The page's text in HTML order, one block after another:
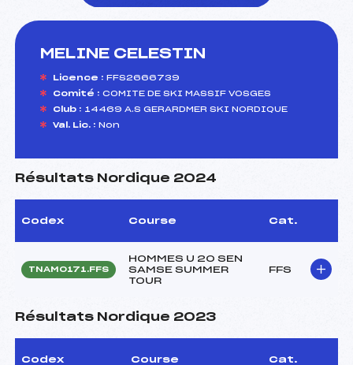
MELINE CELESTIN
Licence : FFS2666739
Comité : COMITE DE SKI MASSIF VOSGES
Club : 14469 A.S GERARDMER SKI NORDIQUE
Val. Lic. : Non
Résultats Nordique 2024
Codex Course Cat.
TNAM0171.FFS
HOMMES U 20 SEN
SAMSE SUMMER
TOUR
FFS
Résultats Nordique 2023
Codex Course Cat.